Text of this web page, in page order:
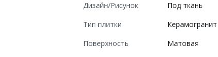
Дизайн/Рисунок
Под ткань
Тип плитки
Керамогранит
Поверхность
Матовая